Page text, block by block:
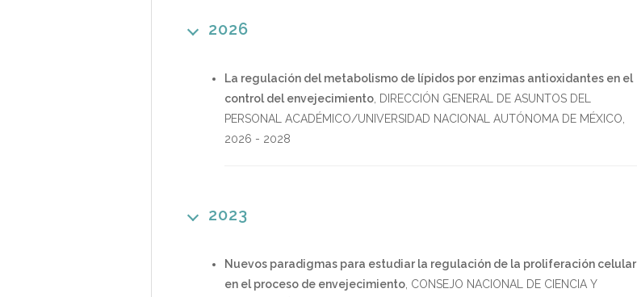
2026
La regulación del metabolismo de lípidos por enzimas antioxidantes en el
control del envejecimiento DIRECCIÓN GENERAL DE ASUNTOS DEL
PERSONAL ACADÉMICO/UNIVERSIDAD NACIONAL AUTÓNOMA DE MÉXICO
2026 - 2028
2023
Nuevos paradigmas para estudiar la regulación de la proliferación celular
en el proceso de envejecimiento CONSEJO NACIONAL DE CIENCIA Y